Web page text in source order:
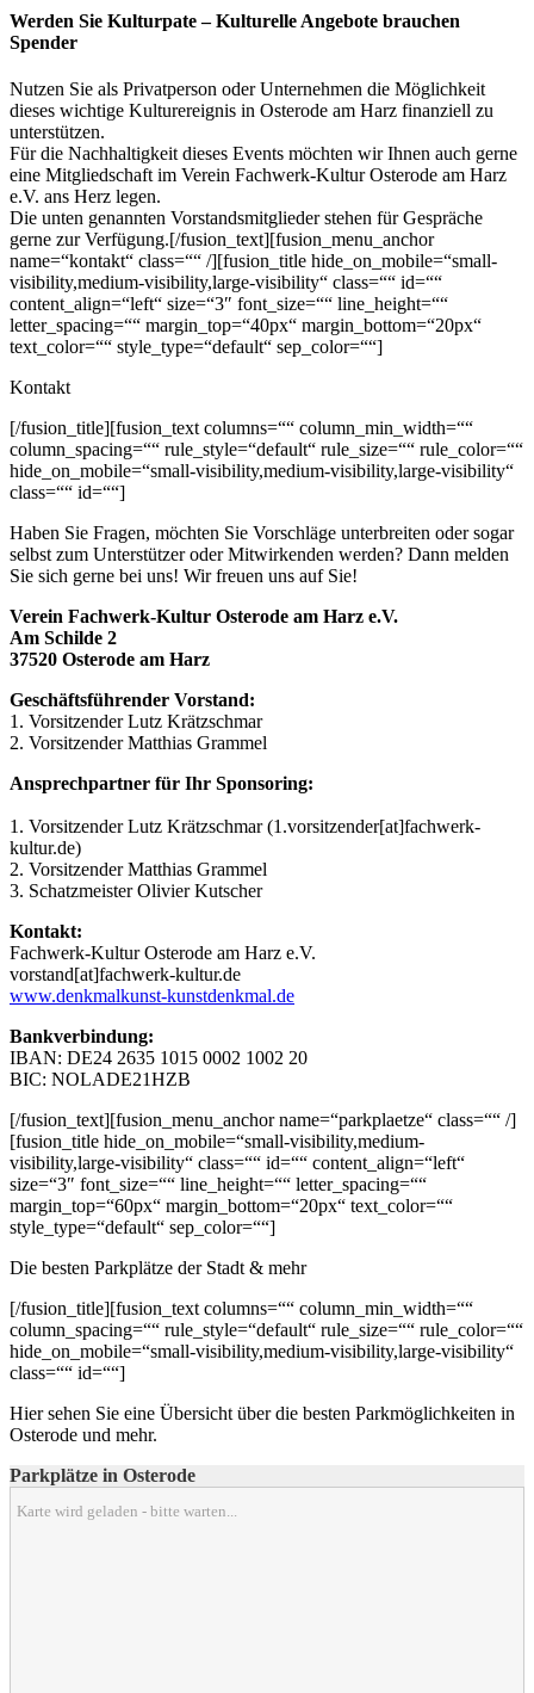
Werden Sie Kulturpate –Kulturelle Angebote brauchen
Spender
Nutzen Sie als Privatperson oder Unternehmen die Möglichkeit
dieses wichtige Kulturereignis in Osterode am Harz finanziell zu
unterstützen.
Für die Nachhaltigkeit dieses Events möchten wir Ihnen auch gerne
eine Mitgliedschaft im Verein Fachwerk-Kultur Osterode am Harz
e.V. ans Herz legen.
Die unten genannten Vorstandsmitglieder stehen für Gespräche
gerne zur Verfügung.[/fusion_text][fusion_menu_anchor
name=“kontakt“ class=““ /][fusion_title hide_on_mobile=“small-
visibility,medium-visibility,large-visibility“ class=““ id=““
content_align=“left“ size=“3″ font_size=““ line_height=““
letter_spacing=““ margin_top=“40px“ margin_bottom=“20px“
text_color=““ style_type=“default“ sep_color=““]
Kontakt
[/fusion_title][fusion_text columns=““ column_min_width=““
column_spacing=““ rule_style=“default“ rule_size=““ rule_color=““
hide_on_mobile=“small-visibility,medium-visibility,large-visibility“
class=““ id=““]
Haben Sie Fragen, möchten Sie Vorschläge unterbreiten oder sogar
selbst zum Unterstützer oder Mitwirkenden werden? Dann melden
Sie sich gerne bei uns! Wir freuen uns auf Sie!
Verein Fachwerk-Kultur Osterode am Harz e.V.
Am Schilde 2
37520 Osterode am Harz
Geschäftsführender Vorstand:
1. Vorsitzender Lutz Krätzschmar
2. Vorsitzender Matthias Grammel
Ansprechpartner für Ihr Sponsoring:
1. Vorsitzender Lutz Krätzschmar (1.vorsitzender[at]fachwerk-
kultur.de)
2. Vorsitzender Matthias Grammel
3. Schatzmeister Olivier Kutscher
Kontakt:
Fachwerk-Kultur Osterode am Harz e.V.
vorstand[at]fachwerk-kultur.de
www.denkmalkunst-kunstdenkmal.de
Bankverbindung:
IBAN: DE24 2635 1015 0002 1002 20
BIC: NOLADE21HZB
[/fusion_text][fusion_menu_anchor name=“parkplaetze“ class=““ /]
[fusion_title hide_on_mobile=“small-visibility,medium-
visibility,large-visibility“ class=““ id=““ content_align=“left“
size=“3″ font_size=““ line_height=““ letter_spacing=““
margin_top=“60px“ margin_bottom=“20px“ text_color=““
style_type=“default“ sep_color=““]
Die besten Parkplätze der Stadt & mehr
[/fusion_title][fusion_text columns=““ column_min_width=““
column_spacing=““ rule_style=“default“ rule_size=““ rule_color=““
hide_on_mobile=“small-visibility,medium-visibility,large-visibility“
class=““ id=““]
Hier sehen Sie eine Übersicht über die besten Parkmöglichkeiten in
Osterode und mehr.
Parkplätze in Osterode
Karte wird geladen - bitte warten...